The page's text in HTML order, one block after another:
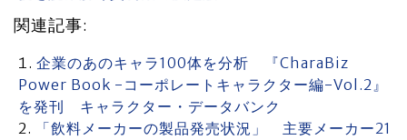
関連記事:
企業のあのキャラ100体を分析 『CharaBiz
Power Book -コーポレートキャラクター編-Vol.2』
を発刊 キャラクター・データバンク
「飲料メーカーの製品発売状況」 主要メーカー21